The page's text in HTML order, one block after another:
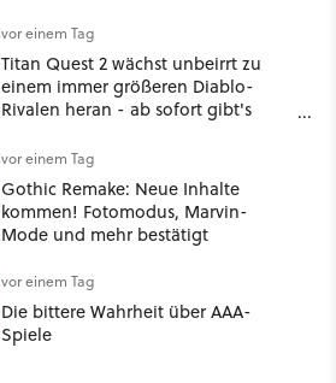
vor einem Tag
Titan Quest 2 wächst unbeirrt zu
einem immer größeren Diablo-
Rivalen heran - ab sofort gibt's
Klasse
vor einem Tag
Gothic Remake: Neue Inhalte
kommen! Fotomodus, Marvin-
Mode und mehr bestätigt
vor einem Tag
Die bittere Wahrheit über AAA-
Spiele